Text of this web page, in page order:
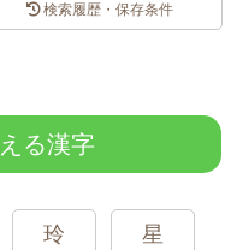
検索履歴・保存条件
る漢字
玲 星